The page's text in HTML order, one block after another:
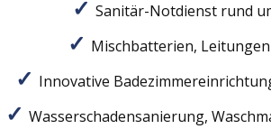
Sanitär-Notdienst rund
Mischbatterien,
Innovative
Wasserschadensanierung,